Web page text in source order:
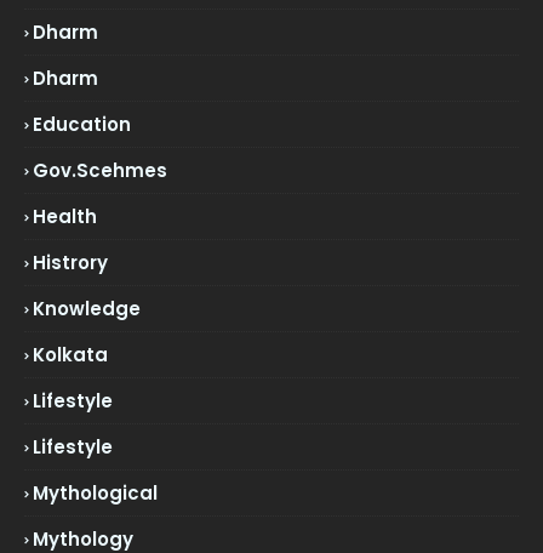
Dharm
Dharm
Education
Gov.scehmes
Health
Histrory
Knowledge
Kolkata
Lifestyle
Lifestyle
Mythological
Mythology